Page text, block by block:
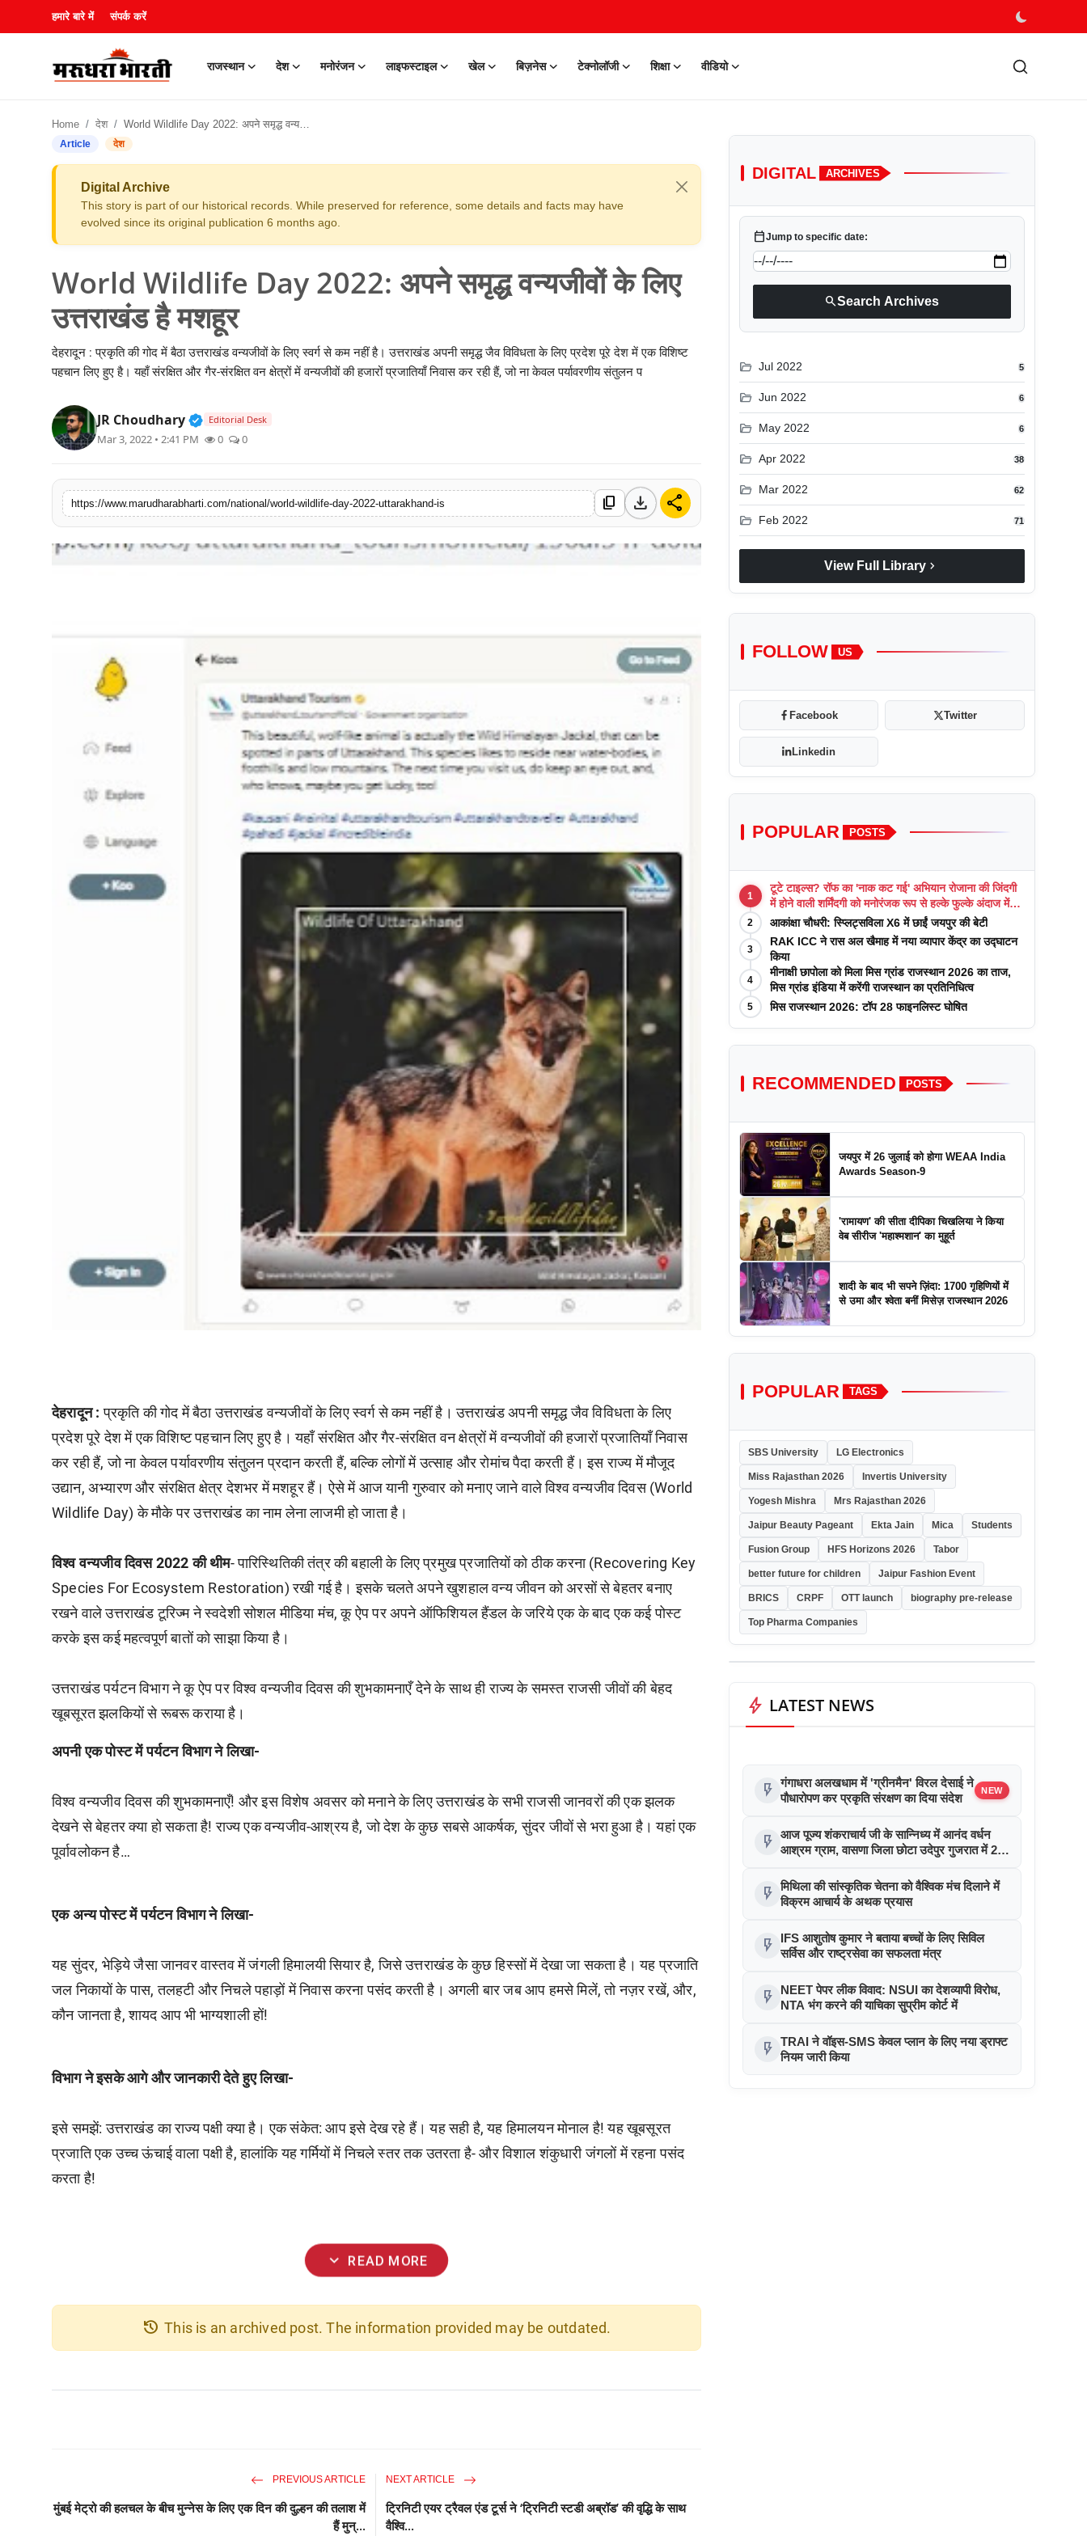
हमारे बारे में संपर्क करें
राजस्थान देश मनोरंजन लाइफस्टाइल खेल बिज़नेस टेक्नोलॉजी शिक्षा वीडियो
टेक्नोलॉजी
Home देश World Wildlife Day 2022: अपने समृद्ध वन्यजीवों के लिए उत्तराखंड है मशहूर
Article देश
Digital Archive
This story is part of our historical records. While preserved for reference, some details and facts may have
evolved since its original publication 6 months ago.
World Wildlife Day 2022: अपने समृद्ध वन्यजीवों के लिए
उत्तराखंड है मशहूर
देहरादून : प्रकृति की गोद में बैठा उत्तराखंड वन्यजीवों के लिए स्वर्ग से कम नहीं है। उत्तराखंड अपनी समृद्ध जैव विविधता के लिए प्रदेश पूरे देश में एक विशिष्ट
पहचान लिए हुए है। यहाँ संरक्षित और गैर-संरक्षित वन क्षेत्रों में वन्यजीवों की हजारों प्रजातियाँ निवास कर रही हैं, जो ना केवल पर्यावरणीय संतुलन प
JR Choudhary Verified Public Figure • 30 Mar, 2026
Editorial Desk
Mar 3, 2022 • 2:41 PM 0 0
https://www.marudharabharti.com/national/world-wildlife-day-2022-uttarakhand-is content_copy download share
देहरादून : प्रकृति की गोद में बैठा उत्तराखंड वन्यजीवों के लिए स्वर्ग से कम नहीं है। उत्तराखंड अपनी समृद्ध जैव विविधता के लिए
प्रदेश पूरे देश में एक विशिष्ट पहचान लिए हुए है। यहाँ संरक्षित और गैर-संरक्षित वन क्षेत्रों में वन्यजीवों की हजारों प्रजातियाँ निवास
कर रही हैं, जो ना केवल पर्यावरणीय संतुलन प्रदान करती हैं, बल्कि लोगों में उत्साह और रोमांच पैदा करती हैं। इस राज्य में मौजूद
उद्यान, अभ्यारण और संरक्षित क्षेत्र देशभर में मशहूर हैं। ऐसे में आज यानी गुरुवार को मनाए जाने वाले विश्व वन्यजीव दिवस (World
Wildlife Day) के मौके पर उत्तराखंड का नाम लेना लाजमी हो जाता है।
विश्व वन्यजीव दिवस 2022 की थीम- पारिस्थितिकी तंत्र की बहाली के लिए प्रमुख प्रजातियों को ठीक करना (Recovering Key
Species For Ecosystem Restoration) रखी गई है। इसके चलते अपने खुशहाल वन्य जीवन को अरसों से बेहतर बनाए
रखने वाले उत्तराखंड टूरिज्म ने स्वदेशी सोशल मीडिया मंच, कू ऐप पर अपने ऑफिशियल हैंडल के जरिये एक के बाद एक कई पोस्ट
करके इस कई महत्वपूर्ण बातों को साझा किया है।
उत्तराखंड पर्यटन विभाग ने कू ऐप पर विश्व वन्यजीव दिवस की शुभकामनाएँ देने के साथ ही राज्य के समस्त राजसी जीवों की बेहद
खूबसूरत झलकियों से रूबरू कराया है।
अपनी एक पोस्ट में पर्यटन विभाग ने लिखा-
विश्व वन्यजीव दिवस की शुभकामनाएँ! और इस विशेष अवसर को मनाने के लिए उत्तराखंड के सभी राजसी जानवरों की एक झलक
देखने से बेहतर क्या हो सकता है! राज्य एक वन्यजीव-आश्रय है, जो देश के कुछ सबसे आकर्षक, सुंदर जीवों से भरा हुआ है। यहां एक
पूर्वावलोकन है…
एक अन्य पोस्ट में पर्यटन विभाग ने लिखा-
यह सुंदर, भेड़िये जैसा जानवर वास्तव में जंगली हिमालयी सियार है, जिसे उत्तराखंड के कुछ हिस्सों में देखा जा सकता है। यह प्रजाति
जल निकायों के पास, तलहटी और निचले पहाड़ों में निवास करना पसंद करती है। अगली बार जब आप हमसे मिलें, तो नज़र रखें, और,
कौन जानता है, शायद आप भी भाग्यशाली हों!
विभाग ने इसके आगे और जानकारी देते हुए लिखा-
इसे समझें: उत्तराखंड का राज्य पक्षी क्या है। एक संकेत: आप इसे देख रहे हैं। यह सही है, यह हिमालयन मोनाल है! यह खूबसूरत
प्रजाति एक उच्च ऊंचाई वाला पक्षी है, हालांकि यह गर्मियों में निचले स्तर तक उतरता है- और विशाल शंकुधारी जंगलों में रहना पसंद
करता है!
expand_more READ MORE
history This is an archived post. The information provided may be outdated.
PREVIOUS ARTICLE
मुंबई मेट्रो की हलचल के बीच मुन्नेस के लिए एक दिन की दुल्हन की तलाश में
हैं मुन्...
NEXT ARTICLE
ट्रिनिटी एयर ट्रैवल एंड टूर्स ने ‘ट्रिनिटी स्टडी अब्रॉड’ की वृद्धि के साथ
वैश्वि...
DIGITAL ARCHIVES
calendar_todayJump to specific date:
searchSearch Archives
folder_open Jul 2022 5
folder_open Jun 2022 6
folder_open May 2022 6
folder_open Apr 2022 38
folder_open Mar 2022 62
folder_open Feb 2022 71
View Full Library chevron_right
FOLLOW US
Facebook Twitter
Linkedin
POPULAR POSTS
1
टूटे टाइल्स? रॉफ का 'नाक कट गई' अभियान रोजाना की जिंदगी
में होने वाली शर्मिंदगी को मनोरंजक रूप से हल्के फुल्के अंदाज में
याद कराता है
2 आकांक्षा चौधरी: स्प्लिट्सविला X6 में छाईं जयपुर की बेटी
3
RAK ICC ने रास अल खैमाह में नया व्यापार केंद्र का उद्घाटन
किया
4
मीनाक्षी छापोला को मिला मिस ग्रांड राजस्थान 2026 का ताज,
मिस ग्रांड इंडिया में करेंगी राजस्थान का प्रतिनिधित्व
5 मिस राजस्थान 2026: टॉप 28 फाइनलिस्ट घोषित
RECOMMENDED POSTS
जयपुर में 26 जुलाई को होगा WEAA India
Awards Season-9
'रामायण' की सीता दीपिका चिखलिया ने किया
वेब सीरीज 'महाश्मशान' का मुहूर्त
शादी के बाद भी सपने ज़िंदा: 1700 गृहिणियों में
से उमा और श्वेता बनीं मिसेज़ राजस्थान 2026
POPULAR TAGS
SBS University LG Electronics
Miss Rajasthan 2026 Invertis University
Yogesh Mishra Mrs Rajasthan 2026
Jaipur Beauty Pageant Ekta Jain Mica Students
Fusion Group HFS Horizons 2026 Tabor
better future for children Jaipur Fashion Event
BRICS CRPF OTT launch biography pre-release
Top Pharma Companies
bolt LATEST NEWS
flash_on गंगाधरा अलखधाम में 'ग्रीनमैन' विरल देसाई ने
पौधारोपण कर प्रकृति संरक्षण का दिया संदेश
NEW
flash_on आज पूज्य शंकराचार्य जी के सान्निध्य में आनंद वर्धन
आश्रम ग्राम, वासणा जिला छोटा उदेपुर गुजरात में 25
flash_on मिथिला की सांस्कृतिक चेतना को वैश्विक मंच दिलाने में
विक्रम आचार्य के अथक प्रयास
flash_on
IFS आशुतोष कुमार ने बताया बच्चों के लिए सिविल
सर्विस और राष्ट्रसेवा का सफलता मंत्र
flash_on
NEET पेपर लीक विवाद: NSUI का देशव्यापी विरोध,
NTA भंग करने की याचिका सुप्रीम कोर्ट में
flash_on TRAI ने वॉइस-SMS केवल प्लान के लिए नया ड्राफ्ट
नियम जारी किया